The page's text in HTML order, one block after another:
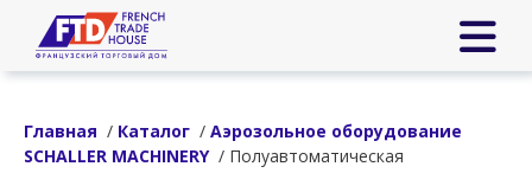
Главная / Каталог / Аэрозольное оборудование
SCHALLER MACHINERY/ Полуавтоматическая